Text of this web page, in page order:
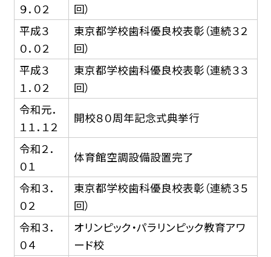
９．０２
回）
平成３
０．０２
東京都学校歯科優良校表彰（連続３２
回）
平成３
１．０２
東京都学校歯科優良校表彰（連続３３
回）
令和元．
１１．１２
開校８０周年記念式典挙行
令和２．
０１
体育館空調設備設置完了
令和３．
０２
東京都学校歯科優良校表彰（連続３５
回）
令和３．
０４
オリンピック・パラリンピック教育アワ
ード校